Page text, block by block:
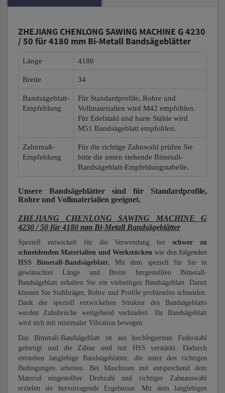
ZHEJIANG CHENLONG SAWING MACHINE G 4230
/ 50 für 4180 mm Bi-Metall Bandsägeblätter
Länge 4180
Breite 34
Bandsägeblatt-
Empfehlung
Für Standardprofile, Rohre und
Vollmaterialien wird M42 empfohlen.
Für Edelstahl und harte Stähle wird
M51 Bandsägeblatt empfohlen.
Zahnmaß-
Empfehlung
Für die richtige Zahnwahl prüfen Sie
bitte die unten stehende Bimetall-
Bandsägeblatt-Empfehlungstabelle.
Unsere Bandsägeblätter sind für Standardprofile,
Rohre und Vollmaterialien geeignet.
ZHEJIANG CHENLONG SAWING MACHINE G
4230 / 50 für 4180 mm Bi-Metall Bandsägeblätter
Speziell entwickelt für die Verwendung beischwer zu
schneidenden Materialien und Werkstücken wie den folgenden
HSS Bimetall-Bandsägeblatt. Mit dem speziell für Sie in
gewünschter Länge und Breite hergestellten Bimetall-
Bandsägeblatt erhalten Sie ein vielseitiges Bandsägeblatt. Damit
können Sie Stahlträger, Rohre und Profile problemlos schneiden.
Dank der speziell entwickelten Struktur des Bandsägeblatts
werden Zahnbrüche weitgehend verhindert. Ihr Bandsägeblatt
wird sich mit minimaler Vibration bewegen.
Das Bimetall-Bandsägeblatt ist aus hochlegiertem Federstahl
gefertigt und die Zähne sind mit HSS verstärkt. Dadurch
entstehen langlebige Bandsägeblätter, die unter den richtigen
Bedingungen arbeiten. Bei Maschinen mit entsprechend dem
Material eingestellter Drehzahl und richtiger Zahnauswahl
erzielen sie hervorragende Ergebnisse. Mit dem langlebigen